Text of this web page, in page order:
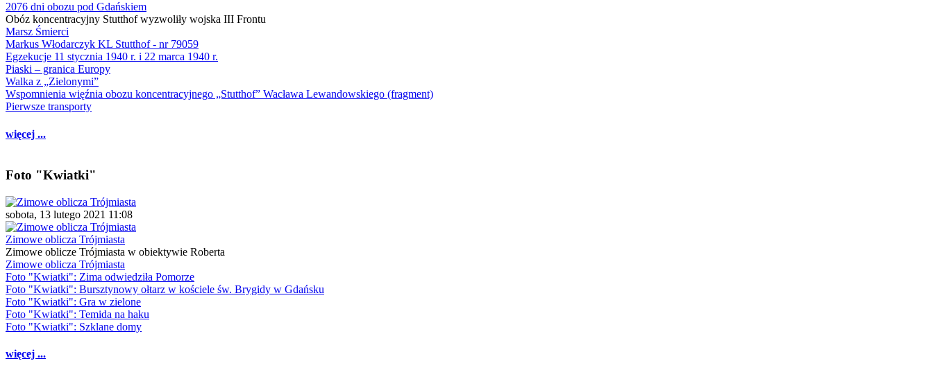
2076 dni obozu pod Gdańskiem
Obóz koncentracyjny Stutthof wyzwoliły wojska III Frontu
Marsz Śmierci
Markus Włodarczyk KL Stutthof - nr 79059
Egzekucje 11 stycznia 1940 r. i 22 marca 1940 r.
Piaski – granica Europy
Walka z „Zielonymi”
Wspomnienia więźnia obozu koncentracyjnego „Stutthof” Wacława Lewandowskiego (fragment)
Pierwsze transporty
więcej ...
Foto "Kwiatki"
sobota, 13 lutego 2021 11:08
Zimowe oblicza Trójmiasta
Zimowe oblicze Trójmiasta w obiektywie Roberta
Zimowe oblicza Trójmiasta
Foto "Kwiatki": Zima odwiedziła Pomorze
Foto "Kwiatki": Bursztynowy ołtarz w kościele św. Brygidy w Gdańsku
Foto "Kwiatki": Gra w zielone
Foto "Kwiatki": Temida na haku
Foto "Kwiatki": Szklane domy
więcej ...